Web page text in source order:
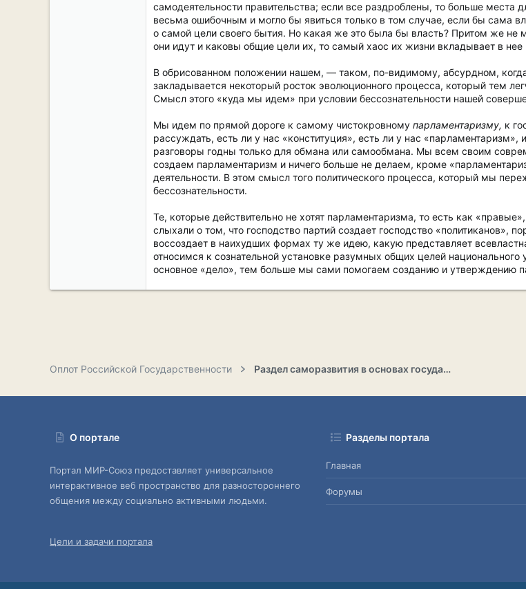
самодеятельности правительства; если все раздроблены, то больше места
весьма ошибочным и могло бы явиться только в том случае, если бы сама
о самой цели своего бытия. Но какая же это была бы власть? Притом же не
они идут и каковы общие цели их, то самый хаос их жизни вкладывает в
В обрисованном положении нашем, — таком, по-видимому, абсурдном,
закладывается некоторый росток эволюционного процесса, который тем
Смысл этого «куда мы идем» при условии бессознательности нашей
Мы идем по прямой дороге к самому чистокровному парламентаризму, к
рассуждать, есть ли у нас «конституция», есть ли у нас
разговоры годны только для обмана или самообмана. Мы всем своим
создаем парламентаризм и ничего больше не делаем, кроме
деятельности. В этом смысл того политического процесса, который мы
бессознательности.
Те, которые действительно не хотят парламентаризма, то есть как
слыхали о том, что господство партий создает господство «политиканов»,
воссоздает в наихудших формах ту же идею, какую представляет
относимся к сознательной установке разумных общих целей
основное «дело», тем больше мы сами помогаем созданию и утверждению
Оплот Российской Государственности Раздел саморазвития в основах государственности
О портале
Портал МИР-Союз предоставляет универсальное
интерактивное веб пространство для разностороннего
общения между социально активными людьми.
Цели и задачи портала
Разделы портала
Главная
Форумы